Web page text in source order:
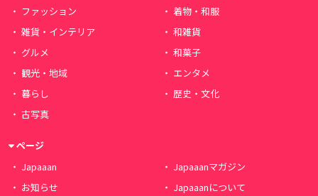
ファッション
着物・和服
雑貨・インテリア
和雑貨
グルメ
和菓子
観光・地域
エンタメ
暮らし
歴史・文化
古写真
ページ
Japaaan
Japaaanマガジン
お知らせ
Japaaanについて